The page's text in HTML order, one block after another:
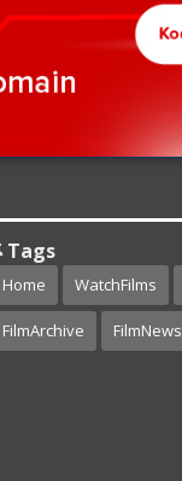
Tags
Home WatchFilms
FilmArchive FilmNews